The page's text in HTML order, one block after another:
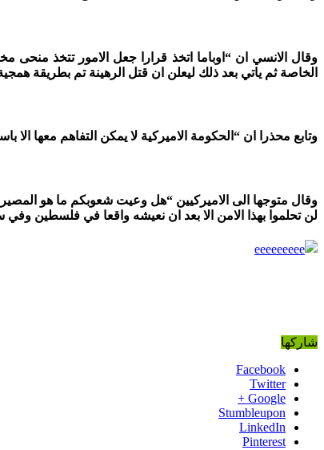
وقال الانسي ان “اوباما اتخذ قرارا جعل الامور تتخذ منحى
الخاصة ثم ياتي بعد ذلك ليعلن ان قتل الرهينة تم بطريقة
وتابع محذرا ان “الحكومة الاميركية لا يمكن التفاهم معها
وقال متوجها الى الاميركيين “هل وعيت شعوبكم ما هو
لن تحلموا بهذا الامن الا بعد ان نعيشه واقعا في فلسطين وفي
شاركها
Facebook
Twitter
Google +
Stumbleupon
LinkedIn
Pinterest